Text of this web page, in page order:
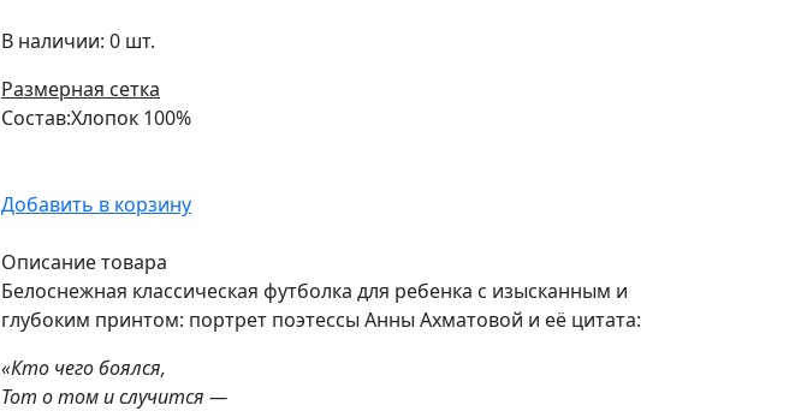
В наличии: 0 шт.
Размерная сетка
Состав:Хлопок 100%
Добавить в корзину
Описание товара
Белоснежная классическая футболка для ребенка с изысканным и
глубоким принтом: портрет поэтессы Анны Ахматовой и её цитата:
«Кто чего боялся,
Тот о том и случится —